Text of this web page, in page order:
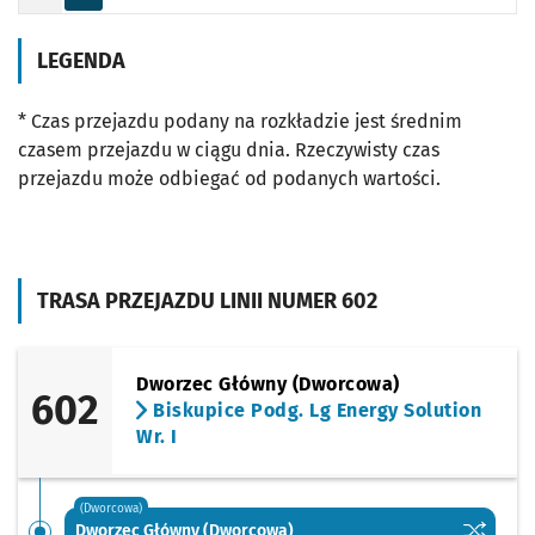
TRASA PRZEJAZDU LINII NUMER 602
602
Dworzec Główny (Dworcowa)
Biskupice Podg. Lg Energy Solution
Wr. I
(Dworcowa)
Dworzec Główny (Dworcowa) Sprawdź
Dworzec
LEGENDA
* Czas przejazdu podany na rozkładzie jest średnim
czasem przejazdu w ciągu dnia. Rzeczywisty czas
przejazdu może odbiegać od podanych wartości.